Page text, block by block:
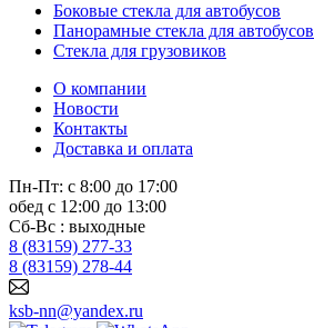
Боковые стекла для автобусов
Панорамные стекла для автобусов
Стекла для грузовиков
О компании
Новости
Контакты
Доставка и оплата
Пн-Пт: с 8:00 до 17:00
обед с 12:00 до 13:00
Сб-Вс : выходные
8 (83159) 277-33
8 (83159) 278-44
ksb-nn@yandex.ru